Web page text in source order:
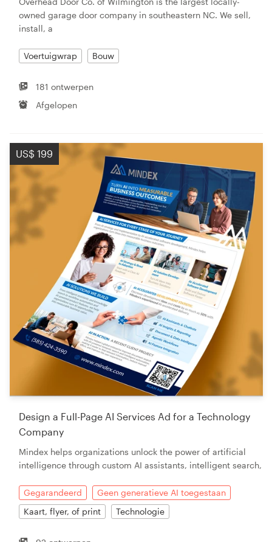
owned garage door company in southeastern NC. We sell,
install, a
Voertuigwrap Bouw
181 ontwerpen
Afgelopen
US$ 199
Design a Full-Page AI Services Ad for a Technology
Company
Mindex helps organizations unlock the power of artificial
intelligence through custom AI assistants, intelligent search,
Gegarandeerd
Geen generatieve AI toegestaan
Kaart, flyer, of print
Technologie